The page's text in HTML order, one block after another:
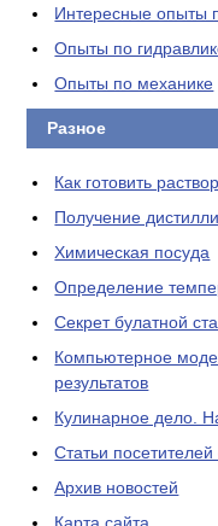
Интересные опыты
Опыты по
Опыты по механике
Разное
Как готовить
Получение
Химическая посуда
Определение
Секрет булатной
Компьютерное
результатов
Кулинарное дело.
Статьи посетителей
Архив новостей